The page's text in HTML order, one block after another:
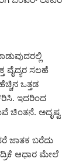
ವೈದ್ಯರ ಸಲಹೆ
ಒತ್ತಡ
ಇದರಿಂದ
ಚಿಂತನೆ. ಅದೃಷ್ಟ
ಜಾತಕ ಬರೆದು
ಆಧಾರ ಮೇಲೆ